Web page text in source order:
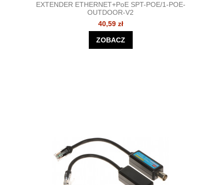
EXTENDER ETHERNET+PoE SPT-POE/1-POE-
OUTDOOR-V2
40,59 zł
ZOBACZ